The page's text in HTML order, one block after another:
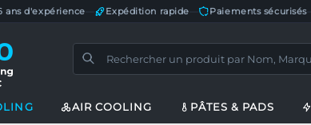
ans d'expérience Expédition rapide Paiements sécurisés—
AIR COOLING PÂTES & PADS